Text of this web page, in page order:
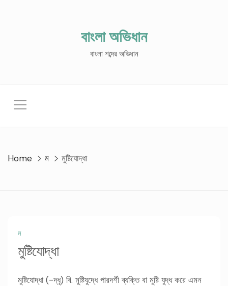
বাংলা অভিধান
বাংলা শব্দের অভিধান
Home ম মুষ্টিযোদ্ধা
ম
মুষ্টিযোদ্ধা
মুষ্টিযোদ্ধা (-দ্ধৃ) বি. মুষ্টিযুদ্ধে পারদর্শী ব্যক্তি বা মুষ্টি যুদ্ধ করে এমন